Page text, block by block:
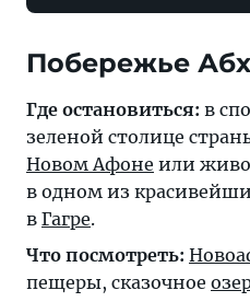
Побережье
Где остановиться: в
зеленой столице
Новом Афоне или
в одном из
в Гагре.
Что посмотреть:
пещеры, сказочное